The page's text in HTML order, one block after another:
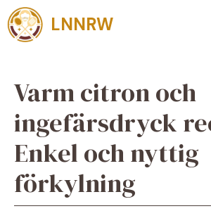
Skip
to
content
LNNRW
Varm citron och
ingefärsdryck
Enkel och nyttig
förkylning